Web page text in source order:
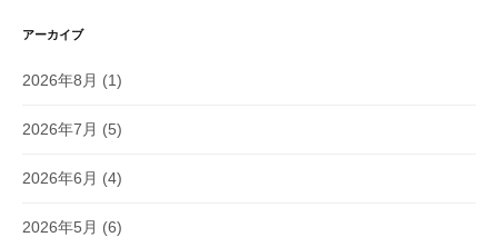
アーカイブ
2026年8月 (1)
2026年7月 (5)
2026年6月 (4)
2026年5月 (6)